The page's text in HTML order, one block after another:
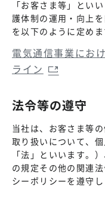
「お客さま等」とい
護体制の運用・向上
を以下のように定めま
電気通信事業にお
ライン
法令等の遵守
当社は、お客さま等
取り扱いについて、
「法」といいます。
の規定その他の関連
シーポリシーを遵守し